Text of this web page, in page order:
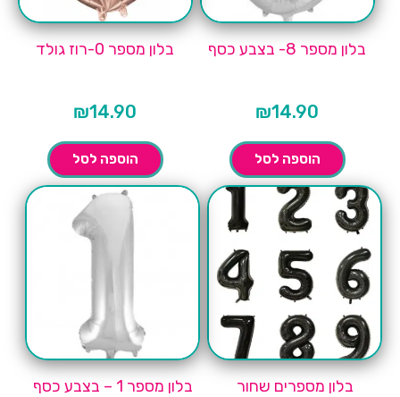
בלון מספר 8- בצבע כסף
₪14.90
הוספה לסל
בלון מספר 0-רוז גולד
₪14.90
הוספה לסל
בלון מספרים שחור בלון מספר 1 – בצבע כסף